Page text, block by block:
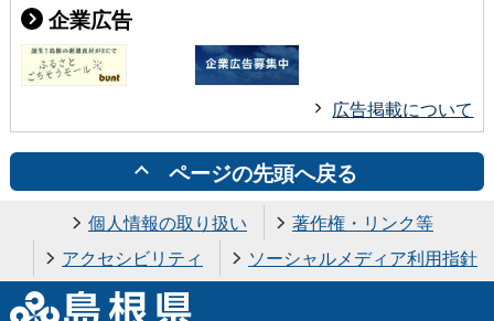
企業広告
広告掲載について
ページの先頭へ戻る
個人情報の取り扱い
著作権・リンク等
アクセシビリティ
ソーシャルメディア利用指針